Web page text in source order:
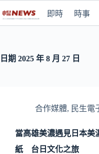
即時 時事
日期 2025 年 8 月 27 日
合作媒體, 民生電
當高雄美濃遇見日本
紙 台日文化之旅